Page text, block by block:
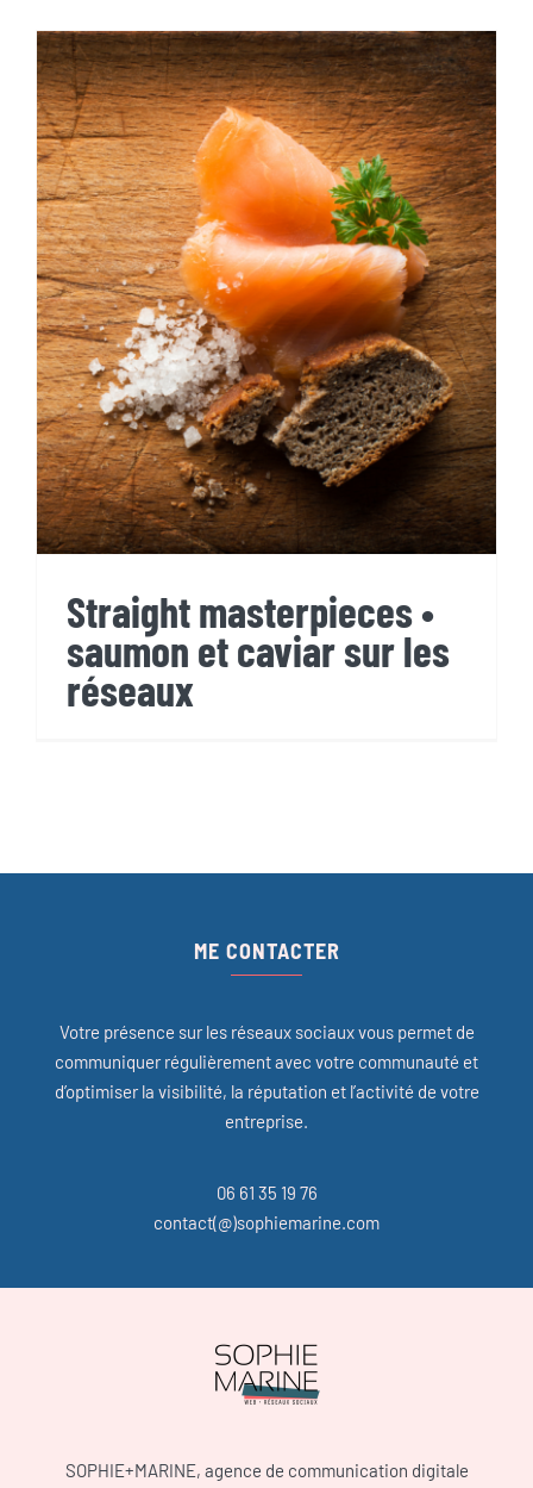
Straight masterpieces •
saumon et caviar sur les
réseaux
Straight masterpieces •
saumon et caviar sur les
réseaux
ME CONTACTER
Votre présence sur les réseaux sociaux vous permet de
communiquer régulièrement avec votre communauté et
d’optimiser la visibilité, la réputation et l’activité de votre
entreprise.
06 61 35 19 76
contact(@)sophiemarine.com
SOPHIE+MARINE, agence de communication digitale